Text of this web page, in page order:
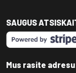
SAUGUS
Mus rasite